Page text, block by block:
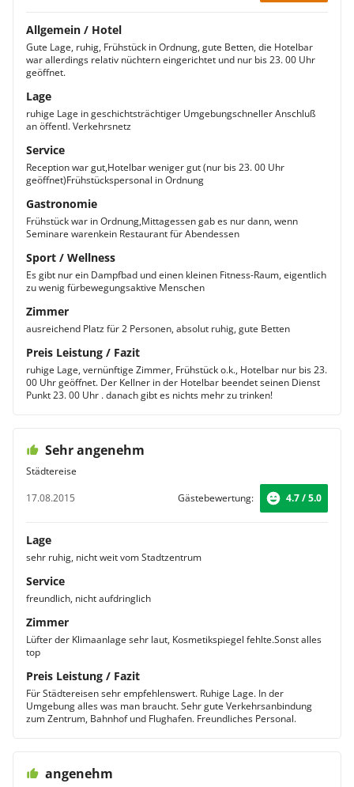
Allgemein / Hotel
Gute Lage, ruhig, Frühstück in Ordnung, gute Betten, die Hotelbar
war allerdings relativ nüchtern eingerichtet und nur bis 23. 00 Uhr
geöffnet.
Lage
ruhige Lage in geschichtsträchtiger Umgebungschneller Anschluß
an öffentl. Verkehrsnetz
Service
Reception war gut,Hotelbar weniger gut (nur bis 23. 00 Uhr
geöffnet)Frühstückspersonal in Ordnung
Gastronomie
Frühstück war in Ordnung,Mittagessen gab es nur dann, wenn
Seminare warenkein Restaurant für Abendessen
Sport / Wellness
Es gibt nur ein Dampfbad und einen kleinen Fitness-Raum, eigentlich
zu wenig fürbewegungsaktive Menschen
Zimmer
ausreichend Platz für 2 Personen, absolut ruhig, gute Betten
Preis Leistung / Fazit
ruhige Lage, vernünftige Zimmer, Frühstück o.k., Hotelbar nur bis 23.
00 Uhr geöffnet. Der Kellner in der Hotelbar beendet seinen Dienst
Punkt 23. 00 Uhr . danach gibt es nichts mehr zu trinken!
Sehr angenehm
Städtereise
17.08.2015
Gästebewertung: 4.7 / 5.0
Lage
sehr ruhig, nicht weit vom Stadtzentrum
Service
freundlich, nicht aufdringlich
Zimmer
Lüfter der Klimaanlage sehr laut, Kosmetikspiegel fehlte.Sonst alles
top
Preis Leistung / Fazit
Für Städtereisen sehr empfehlenswert. Ruhige Lage. In der
Umgebung alles was man braucht. Sehr gute Verkehrsanbindung
zum Zentrum, Bahnhof und Flughafen. Freundliches Personal.
angenehm